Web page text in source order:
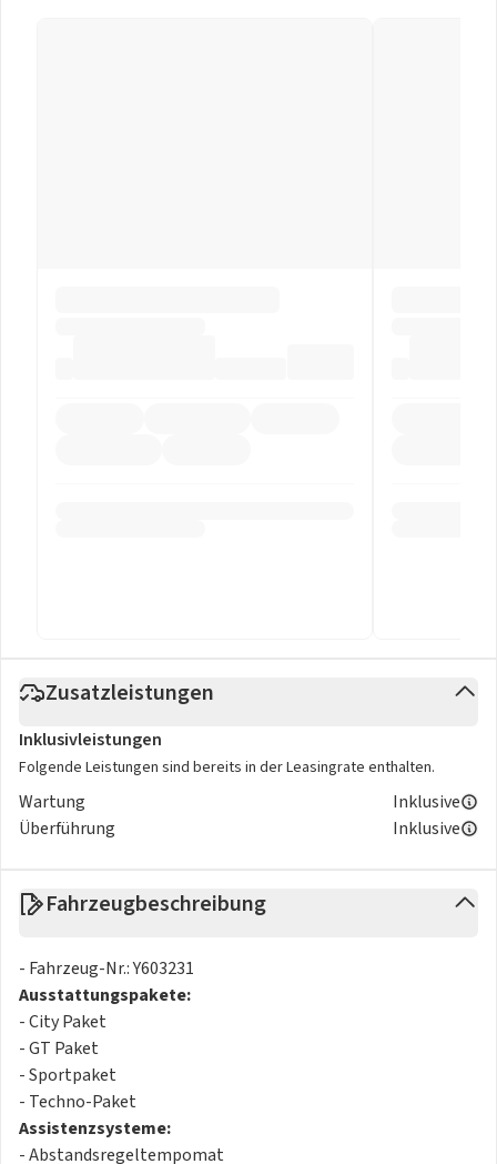
Zusatzleistungen
Inklusivleistungen
Folgende Leistungen sind bereits in der Leasingrate enthalten.
Wartung
Inklusive
Überführung
Inklusive
Fahrzeugbeschreibung
- Fahrzeug-Nr.: Y603231
Ausstattungspakete:
- City Paket
- GT Paket
- Sportpaket
- Techno-Paket
Assistenzsysteme:
- Abstandsregeltempomat